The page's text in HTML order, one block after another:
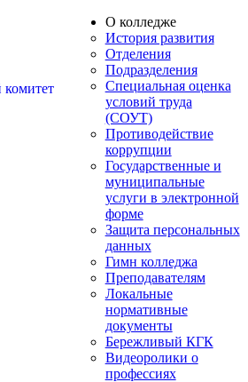
О колледже
История развития
Отделения
Подразделения
Специальная оценка
условий труда
(СОУТ)
Противодействие
коррупции
Государственные и
муниципальные
услуги в электронной
форме
Защита персональных
данных
Гимн колледжа
Преподавателям
Локальные
нормативные
документы
Бережливый КГК
Видеоролики о
профессиях